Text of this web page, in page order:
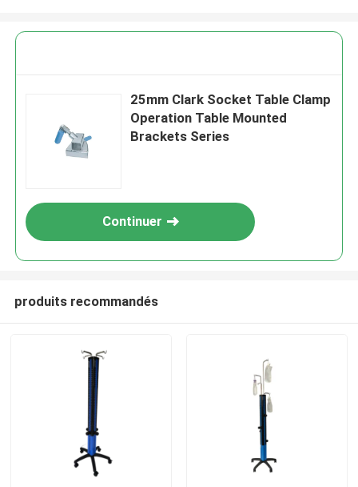
25mm Clark Socket Table Clamp
Operation Table Mounted
Brackets Series
Continuer
produits recommandés